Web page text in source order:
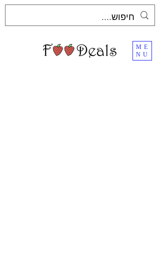
ME
NU